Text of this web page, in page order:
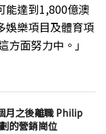
能達到1,800億澳
娛樂項目及體育項
面努力中。」
月之後離職 Philip
的營銷崗位